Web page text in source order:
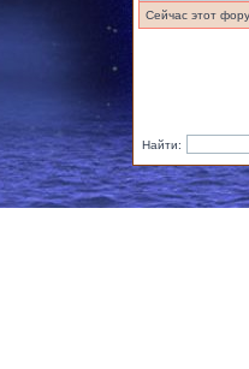
Сейчас этот
Найти: